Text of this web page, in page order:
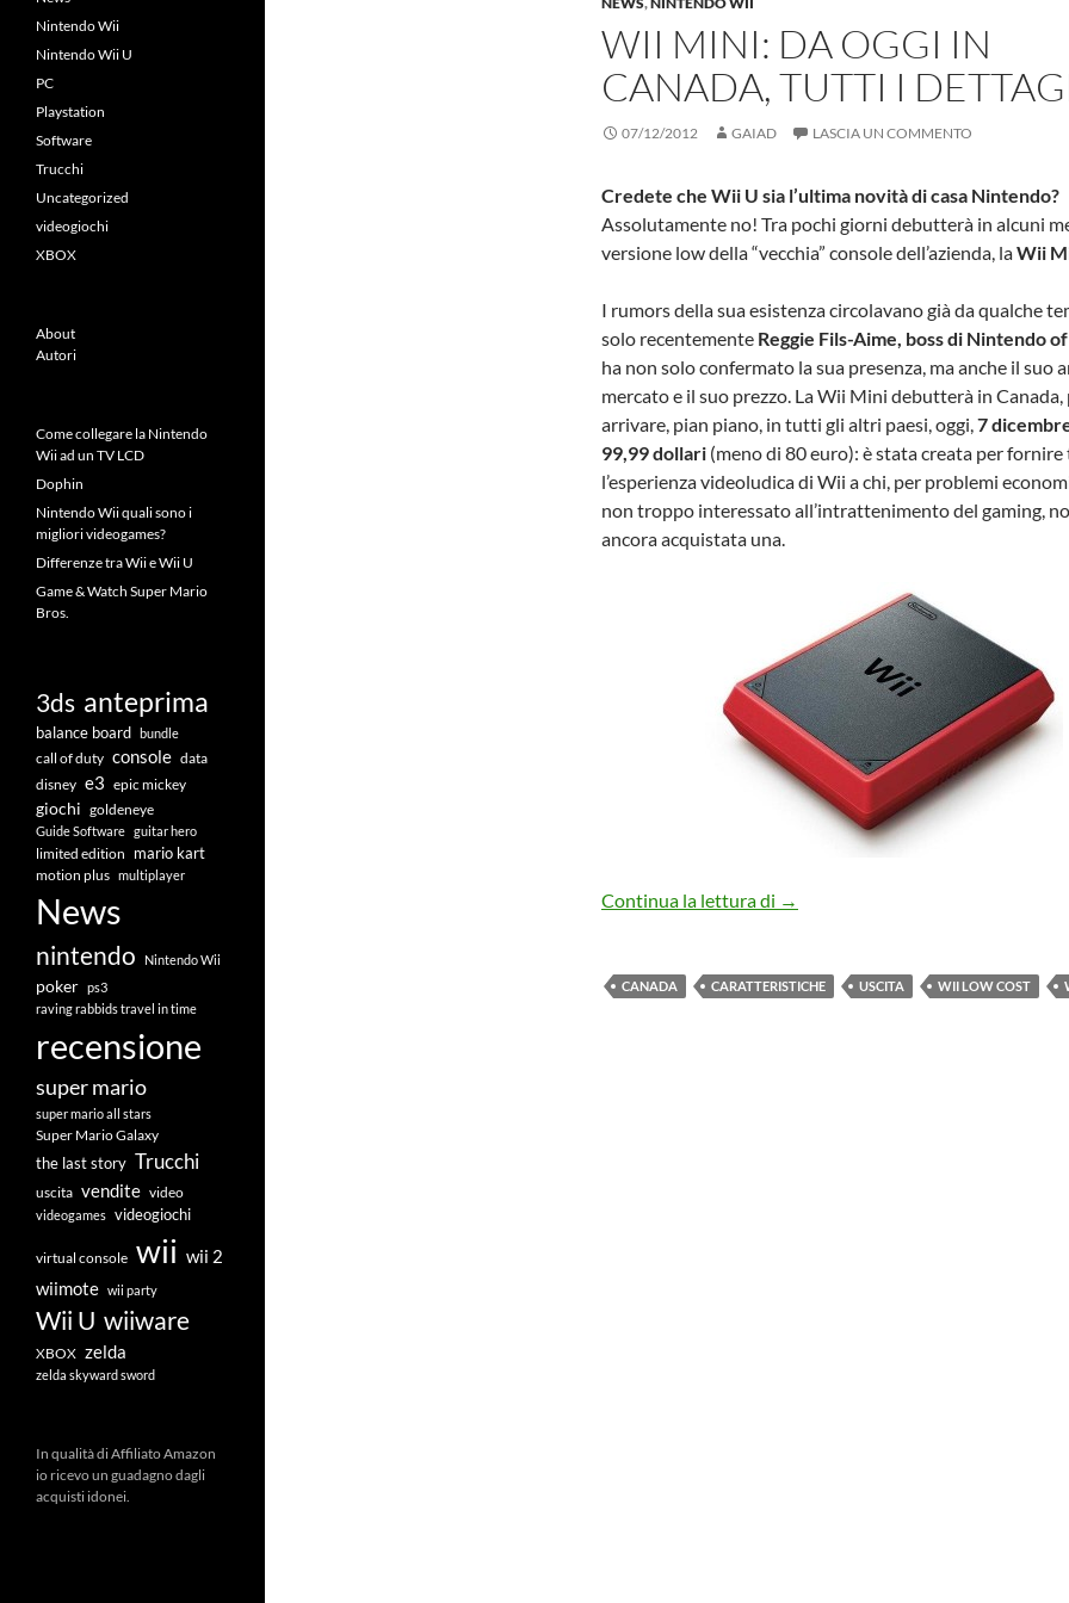
WII MINI: DA OGGI IN
CANADA, TUTTI I
07/12/2012 GAIAD LASCIA UN COMMENTO
Credete che Wii U sia l’ultima novità di casa Nintendo?
Assolutamente no! Tra pochi giorni debutterà in alcuni
versione low della “vecchia” console dell’azienda, laWii
I rumors della sua esistenza circolavano già da qualche
solo recentemente Reggie Fils-Aime, boss di Nintendo
ha non solo confermato la sua presenza, ma anche il suo
mercato e il suo prezzo. La Wii Mini debutterà in Canada,
arrivare, pian piano, in tutti gli altri paesi, oggi,7
99,99 dollari (meno di 80 euro): è stata creata per
l’esperienza videoludica di Wii a chi, per problemi
non troppo interessato all’intrattenimento del gaming,
ancora acquistata una.
Continua la lettura di Wii Mini: da oggi in Canada, tutti i
→
CANADA CARATTERISTICHE USCITA WII LOW COST
Nintendo Wii
Nintendo Wii U
PC
Playstation
Software
Trucchi
Uncategorized
videogiochi
XBOX
About
Autori
Come collegare la Nintendo
Wii ad un TV LCD
Dophin
Nintendo Wii quali sono i
migliori videogames?
Differenze tra Wii e Wii U
Game & Watch Super Mario
Bros.
3ds anteprima
balance board bundle
call of duty console data
disney e3 epic mickey
giochi goldeneye
Guide Software guitar hero
limited edition mario kart
motion plus multiplayer
News
nintendo Nintendo Wii
poker ps3
raving rabbids travel in time
recensione
super mario
super mario all stars
Super Mario Galaxy
the last story Trucchi
uscita vendite video
videogames videogiochi
virtual console wii wii 2
wiimote wii party
Wii U wiiware
XBOX zelda
zelda skyward sword
In qualità di Affiliato Amazon
io ricevo un guadagno dagli
acquisti idonei.